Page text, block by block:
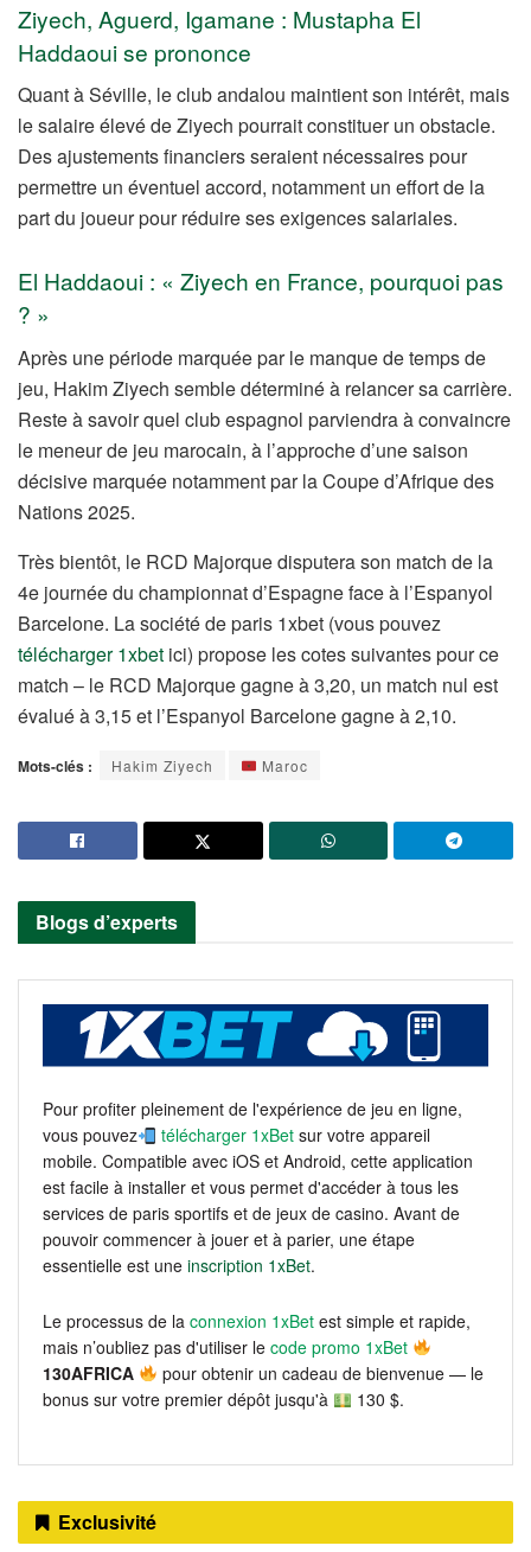
Ziyech, Aguerd, Igamane : Mustapha El
Haddaoui se prononce
Quant à Séville, le club andalou maintient son intérêt, mais
le salaire élevé de Ziyech pourrait constituer un obstacle.
Des ajustements financiers seraient nécessaires pour
permettre un éventuel accord, notamment un effort de la
part du joueur pour réduire ses exigences salariales.
El Haddaoui : « Ziyech en France, pourquoi pas
? »
Après une période marquée par le manque de temps de
jeu, Hakim Ziyech semble déterminé à relancer sa carrière.
Reste à savoir quel club espagnol parviendra à convaincre
le meneur de jeu marocain, à l’approche d’une saison
décisive marquée notamment par la Coupe d’Afrique des
Nations 2025.
Très bientôt, le RCD Majorque disputera son match de la
4e journée du championnat d’Espagne face à l’Espanyol
Barcelone. La société de paris 1xbet (vous pouvez
télécharger 1xbet ici) propose les cotes suivantes pour ce
match – le RCD Majorque gagne à 3,20, un match nul est
évalué à 3,15 et l’Espanyol Barcelone gagne à 2,10.
Mots-clés : Hakim Ziyech Maroc
Blogs d’experts
Pour profiter pleinement de l'expérience de jeu en ligne,
vous pouvez
télécharger 1xBet sur votre appareil
mobile. Compatible avec iOS et Android, cette application
est facile à installer et vous permet d'accéder à tous les
services de paris sportifs et de jeux de casino. Avant de
pouvoir commencer à jouer et à parier, une étape
essentielle est une inscription 1xBet.
Le processus de la connexion 1xBet est simple et rapide,
mais n’oubliez pas d'utiliser le code promo 1xBet
130AFRICA
pour obtenir un cadeau de bienvenue — le
bonus sur votre premier dépôt jusqu'à
130 $.
Exclusivité